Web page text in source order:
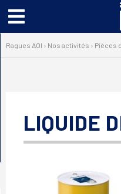
Menu
principal
Ragues AOI › Nos activités › Pièces
LIQUIDE